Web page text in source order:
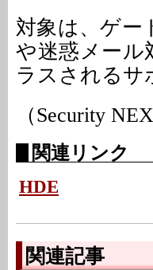
対象は、ゲー
や迷惑メール
ラスされるサ
（Security
関連リンク
HDE
関連記事